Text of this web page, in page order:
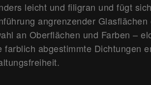
leicht und filigran und fügt
angrenzender
an Oberflächen und Farben –
farblich abgestimmte Dichtungen